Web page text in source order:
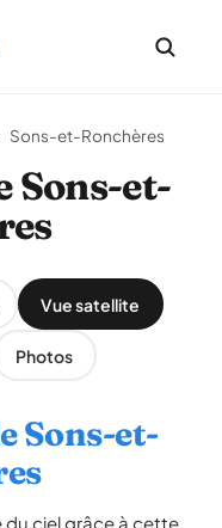
Sons-et-Ronchères
Sons-et-
Vue satellite
Photos
Sons-et-
du ciel grâce à cette